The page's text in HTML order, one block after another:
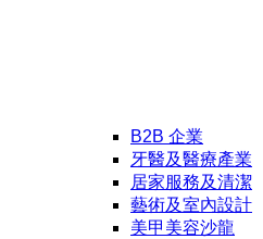
B2B 企業
牙醫及醫療產業
居家服務及清潔
藝術及室內設計
美甲美容沙龍